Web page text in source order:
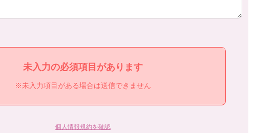
未入力の必須項目があります
※未入力項目がある場合は送信できません
個人情報規約を確認